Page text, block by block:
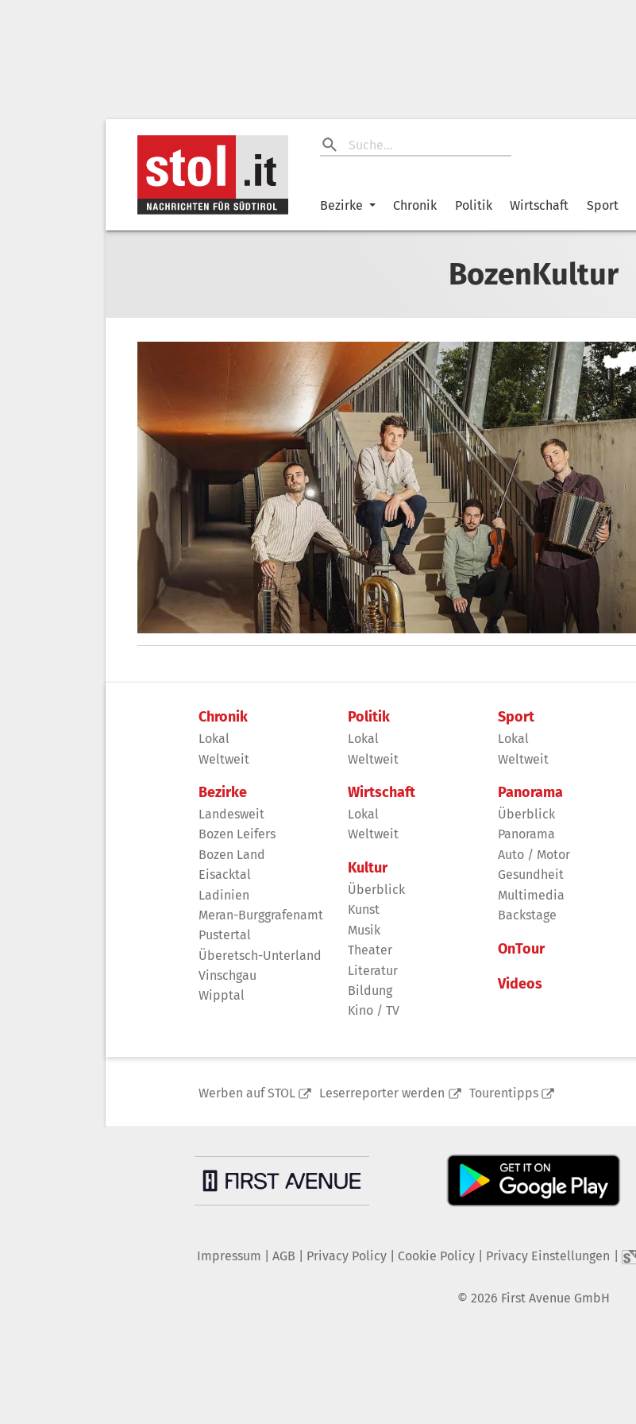
Bezirke Chronik Politik Wirtschaft Sport
BozenKultur
Chronik
Lokal
Weltweit
Bezirke
Landesweit
Bozen Leifers
Bozen Land
Eisacktal
Ladinien
Meran-Burggrafenamt
Pustertal
Überetsch-Unterland
Vinschgau
Wipptal
Politik
Lokal
Weltweit
Wirtschaft
Lokal
Weltweit
Kultur
Überblick
Kunst
Musik
Theater
Literatur
Bildung
Kino / TV
Sport
Lokal
Weltweit
Panorama
Überblick
Panorama
Auto / Motor
Gesundheit
Multimedia
Backstage
OnTour
Videos
Werben auf STOL Leserreporter werden Tourentipps
Impressum AGB Privacy Policy| Cookie Policy| Privacy Einstellungen
© 2026 First Avenue GmbH